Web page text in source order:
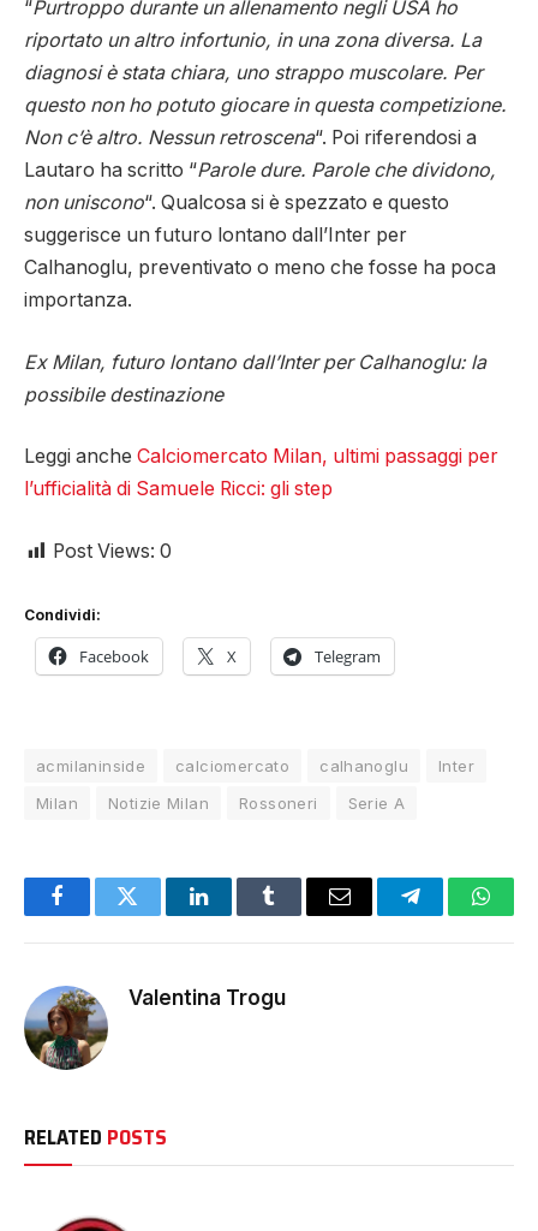
“Purtroppo durante un allenamento negli USA ho
riportato un altro infortunio, in una zona diversa. La
diagnosi è stata chiara, uno strappo muscolare. Per
questo non ho potuto giocare in questa competizione.
Non c’è altro. Nessun retroscena“. Poi riferendosi a
Lautaro ha scritto “Parole dure. Parole che dividono,
non uniscono“. Qualcosa si è spezzato e questo
suggerisce un futuro lontano dall’Inter per
Calhanoglu, preventivato o meno che fosse ha poca
importanza.
Ex Milan, futuro lontano dall’Inter per Calhanoglu: la
possibile destinazione
Leggi anche Calciomercato Milan, ultimi passaggi per
l’ufficialità di Samuele Ricci: gli step
Post Views: 0
Condividi:
Facebook X Telegram
acmilaninside calciomercato calhanoglu
Inter
Milan
Notizie Milan Rossoneri Serie A
FacebookTwitter LinkedInTumblr Email Telegram
Valentina Trogu
RELATED POSTS